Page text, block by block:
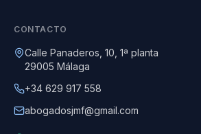
CONTACTO
Calle Panaderos, 10, 1ª planta
29005 Málaga
+34 629 917 558
abogadosjmf@gmail.com